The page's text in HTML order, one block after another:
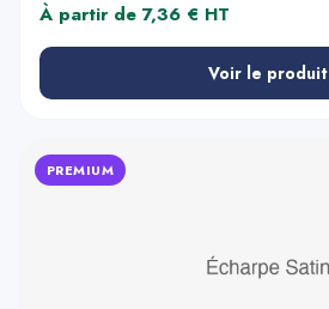
À partir de 7,36 € HT
Voir le produit
PREMIUM